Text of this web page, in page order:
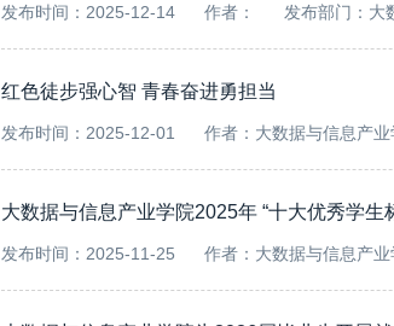
发布时间：2025-12-14 作者： 发布部门：大
红色徒步强心智 青春奋进勇担当
发布时间：2025-12-01 作者：大数据与信息产业
大数据与信息产业学院2025年 “十大优秀学生
发布时间：2025-11-25 作者：大数据与信息产业